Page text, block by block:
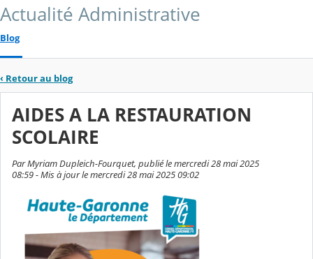
Actualité Administrative
Blog
‹ Retour au blog
AIDES A LA RESTAURATION
SCOLAIRE
Par Myriam Dupleich-Fourquet, publié le mercredi 28 mai 2025
08:59 - Mis à jour le mercredi 28 mai 2025 09:02